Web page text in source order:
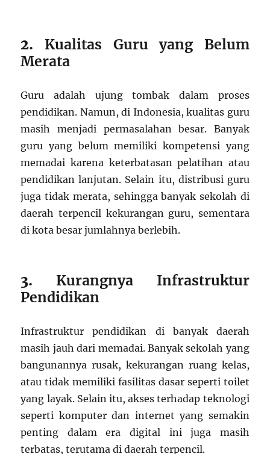
2. Kualitas Guru yang Belum
Merata
Guru adalah ujung tombak dalam proses
pendidikan. Namun, di Indonesia, kualitas guru
masih menjadi permasalahan besar. Banyak
guru yang belum memiliki kompetensi yang
memadai karena keterbatasan pelatihan atau
pendidikan lanjutan. Selain itu, distribusi guru
juga tidak merata, sehingga banyak sekolah di
daerah terpencil kekurangan guru, sementara
di kota besar jumlahnya berlebih.
3. Kurangnya Infrastruktur
Pendidikan
Infrastruktur pendidikan di banyak daerah
masih jauh dari memadai. Banyak sekolah yang
bangunannya rusak, kekurangan ruang kelas,
atau tidak memiliki fasilitas dasar seperti toilet
yang layak. Selain itu, akses terhadap teknologi
seperti komputer dan internet yang semakin
penting dalam era digital ini juga masih
terbatas, terutama di daerah terpencil.